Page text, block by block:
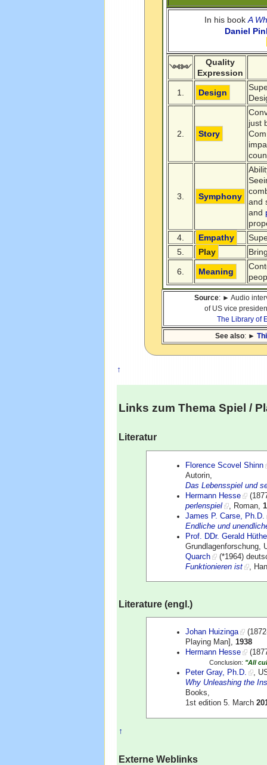
In his bookA
Daniel
༺༻
Quality
Expression
1. Design
2. Story
just
3. Symphony
and
and
4.
Empathy
5.
Play
6. Meaning
Source: ► Audio
of US vice
The Library of
See also: ►
↑
Links zum ThemaSpiel /
Literatur
Florence Scovel Shinn
Autorin,
Das Lebensspiel und
Hermann Hesse
perlenspiel
, Roman,
James P. Carse, Ph.D.
Endliche und
Prof. DDr. Gerald
Grundlagenforschung,
Quarch
(*1964)
Funktionieren ist
,
Literature (engl.)
Johan Huizinga
Playing Man],1938
Hermann Hesse
Conclusion: "All
Peter Gray, Ph.D.
,
Why Unleashing the
Books,
1st edition 5. March
↑
Externe Weblinks